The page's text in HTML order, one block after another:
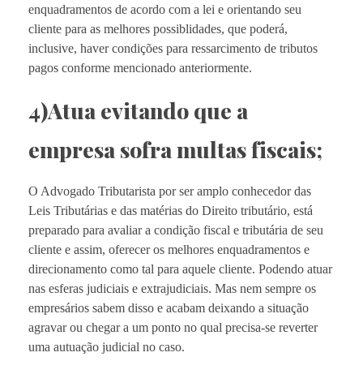
enquadramentos de acordo com a lei e orientando seu
cliente para as melhores possiblidades, que poderá,
inclusive, haver condições para ressarcimento de tributos
pagos conforme mencionado anteriormente.
4)Atua evitando que a
empresa sofra multas fiscais;
O Advogado Tributarista por ser amplo conhecedor das
Leis Tributárias e das matérias do Direito tributário, está
preparado para avaliar a condição fiscal e tributária de seu
cliente e assim, oferecer os melhores enquadramentos e
direcionamento como tal para aquele cliente. Podendo atuar
nas esferas judiciais e extrajudiciais. Mas nem sempre os
empresários sabem disso e acabam deixando a situação
agravar ou chegar a um ponto no qual precisa-se reverter
uma autuação judicial no caso.